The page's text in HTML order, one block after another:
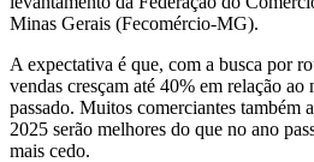
Minas Gerais (Fecomércio-MG).
A expectativa é que, com a busca por
vendas cresçam até 40% em relação
passado. Muitos comerciantes também
2025 serão melhores do que no ano
mais cedo.